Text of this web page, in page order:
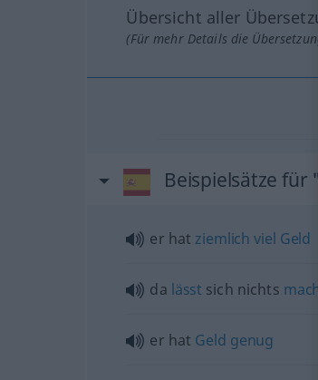
Übersicht aller
(Für mehr Details die
Beispielsätze
er hat ziemlich viel Geld
da lässt sich nichts
er hat Geld genug